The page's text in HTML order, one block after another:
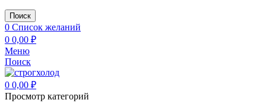
Поиск
0 Список желаний
0 0,00 ₽
Меню
Поиск
0 0,00 ₽
Просмотр категорий